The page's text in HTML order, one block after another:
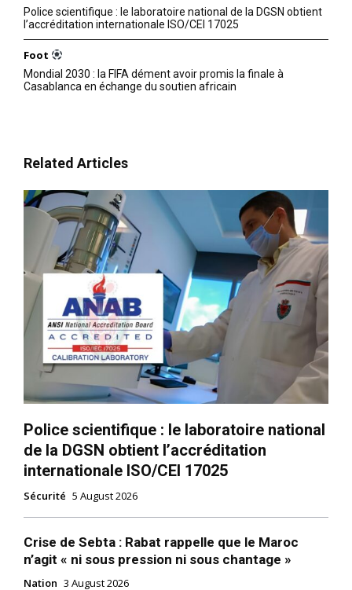
Police scientifique : le laboratoire national de la DGSN obtient
l’accréditation internationale ISO/CEI 17025
Foot
Mondial 2030 : la FIFA dément avoir promis la finale à
Casablanca en échange du soutien africain
Related Articles
Police scientifique : le laboratoire national
de la DGSN obtient l’accréditation
internationale ISO/CEI 17025
Sécurité 5 August 2026
Crise de Sebta : Rabat rappelle que le Maroc
n’agit « ni sous pression ni sous chantage »
Nation 3 August 2026